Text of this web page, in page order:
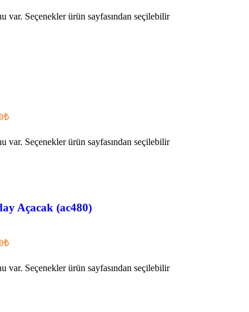
var. Seçenekler ürün sayfasından seçilebilir
var. Seçenekler ürün sayfasından seçilebilir
Açacak (ac480)
var. Seçenekler ürün sayfasından seçilebilir